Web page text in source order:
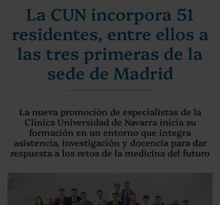
La CUN incorpora 51
residentes, entre ellos a
las tres primeras de la
sede de Madrid
La nueva promoción de especialistas de la
Clínica Universidad de Navarra inicia su
formación en un entorno que integra
asistencia, investigación y docencia para dar
respuesta a los retos de la medicina del futuro